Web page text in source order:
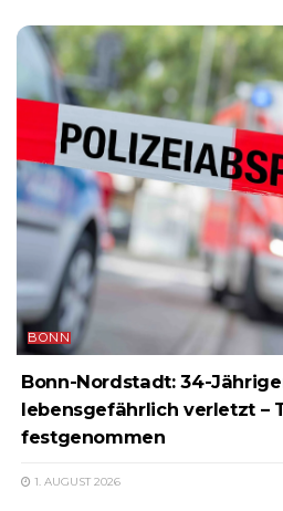
BONN
Bonn-Nordstadt: 34-
lebensgefährlich verletzt –
festgenommen
1. AUGUST 2026